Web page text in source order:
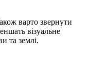
варто звернути
візуальне
та землі.